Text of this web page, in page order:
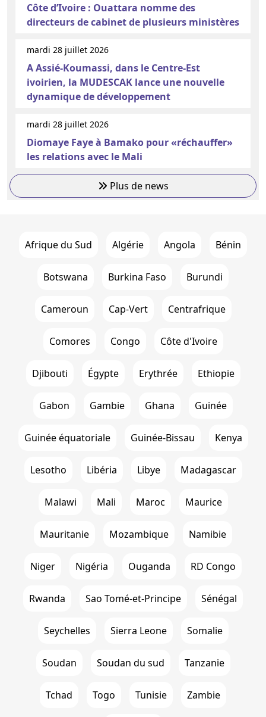
Côte d’Ivoire : Ouattara nomme des
directeurs de cabinet de plusieurs ministères
mardi 28 juillet 2026
A Assié-Koumassi, dans le Centre-Est
ivoirien, la MUDESCAK lance une nouvelle
dynamique de développement
mardi 28 juillet 2026
Diomaye Faye à Bamako pour «réchauffer»
les relations avec le Mali
Plus de news
Afrique du Sud Algérie Angola Bénin
Botswana Burkina Faso Burundi
Cameroun Cap-Vert Centrafrique
Comores Congo Côte d'Ivoire
Djibouti Égypte Erythrée Ethiopie
Gabon Gambie Ghana Guinée
Guinée équatoriale Guinée-Bissau Kenya
Lesotho Libéria Libye Madagascar
Malawi Mali Maroc Maurice
Mauritanie Mozambique Namibie
Niger Nigéria Ouganda RD Congo
Rwanda Sao Tomé-et-Principe Sénégal
Seychelles Sierra Leone Somalie
Soudan Soudan du sud Tanzanie
Tchad Togo Tunisie Zambie